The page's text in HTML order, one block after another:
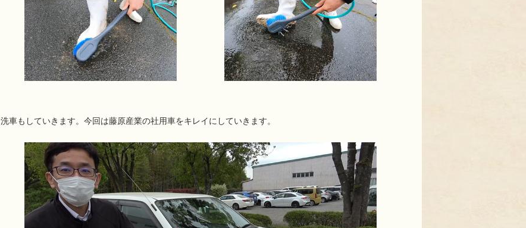
洗車もしていきます。今回は藤原産業の社用車をキレイにしていきます。